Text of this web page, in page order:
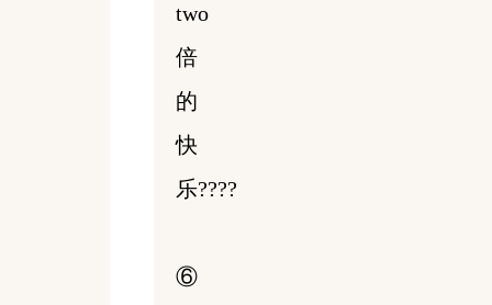
two
倍
的
快
乐????
⑥